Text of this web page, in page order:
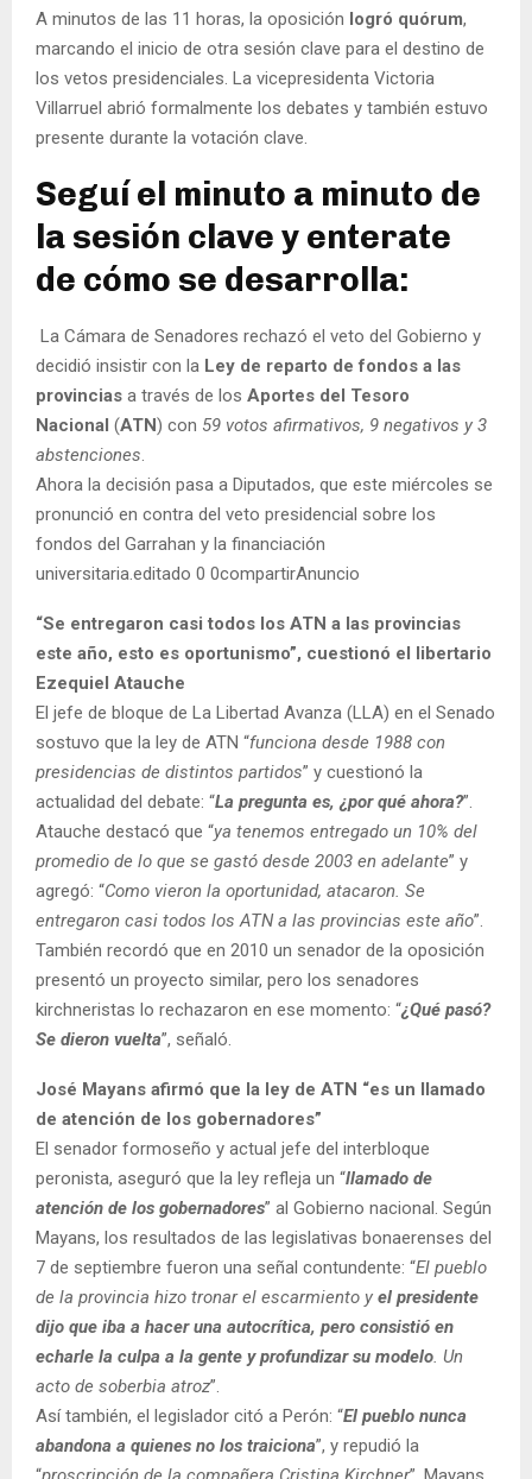
A minutos de las 11 horas, la oposición logró quórum,
marcando el inicio de otra sesión clave para el destino de
los vetos presidenciales. La vicepresidenta Victoria
Villarruel abrió formalmente los debates y también estuvo
presente durante la votación clave.
Seguí el minuto a minuto de
la sesión clave y enterate
de cómo se desarrolla:
La Cámara de Senadores rechazó el veto del Gobierno y
decidió insistir con la Ley de reparto de fondos a las
provincias a través de los Aportes del Tesoro
Nacional (ATN) con 59 votos afirmativos, 9 negativos y 3
abstenciones.
Ahora la decisión pasa a Diputados, que este miércoles se
pronunció en contra del veto presidencial sobre los
fondos del Garrahan y la financiación
universitaria.editado 0 0compartirAnuncio
“Se entregaron casi todos los ATN a las provincias
este año, esto es oportunismo”, cuestionó el libertario
Ezequiel Atauche
El jefe de bloque de La Libertad Avanza (LLA) en el Senado
sostuvo que la ley de ATN “funciona desde 1988 con
presidencias de distintos partidos” y cuestionó la
actualidad del debate: “La pregunta es, ¿por qué ahora?”.
Atauche destacó que “ya tenemos entregado un 10% del
promedio de lo que se gastó desde 2003 en adelante” y
agregó: “Como vieron la oportunidad, atacaron. Se
entregaron casi todos los ATN a las provincias este año”.
También recordó que en 2010 un senador de la oposición
presentó un proyecto similar, pero los senadores
kirchneristas lo rechazaron en ese momento: “¿Qué pasó?
Se dieron vuelta”, señaló.
José Mayans afirmó que la ley de ATN “es un llamado
de atención de los gobernadores”
El senador formoseño y actual jefe del interbloque
peronista, aseguró que la ley refleja un “llamado de
atención de los gobernadores” al Gobierno nacional. Según
Mayans, los resultados de las legislativas bonaerenses del
7 de septiembre fueron una señal contundente: “El pueblo
de la provincia hizo tronar el escarmiento y el presidente
dijo que iba a hacer una autocrítica, pero consistió en
echarle la culpa a la gente y profundizar su modelo. Un
acto de soberbia atroz”.
Así también, el legislador citó a Perón: “El pueblo nunca
abandona a quienes no los traiciona”, y repudió la